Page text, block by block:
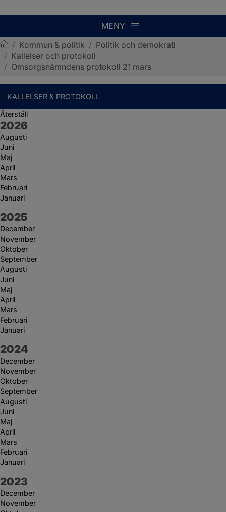
MENY
Sotenäs kommun
/ Kommun & politik / Politik och demokrati
/ Kallelser och protokoll
/ Omsorgsnämndens protokoll 21 mars
KALLELSER & PROTOKOLL
Återställ
År:
2026
Augusti
Juni
Maj
April
Mars
Februari
Januari
År:
2025
December
November
Oktober
September
Augusti
Juni
Maj
April
Mars
Februari
Januari
År:
2024
December
November
Oktober
September
Augusti
Juni
Maj
April
Mars
Februari
Januari
År:
2023
December
November